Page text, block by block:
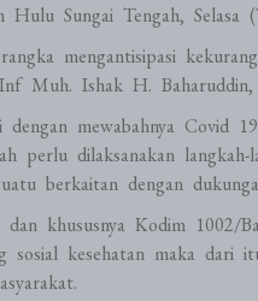
Hulu Sungai Tengah, Selasa
mengantisipasi
Muh. Ishak H. Baharuddin,
dengan mewabahnya Covid
perlu dilaksanakan
berkaitan dengan
khususnya Kodim 1002/
sosial kesehatan maka dari